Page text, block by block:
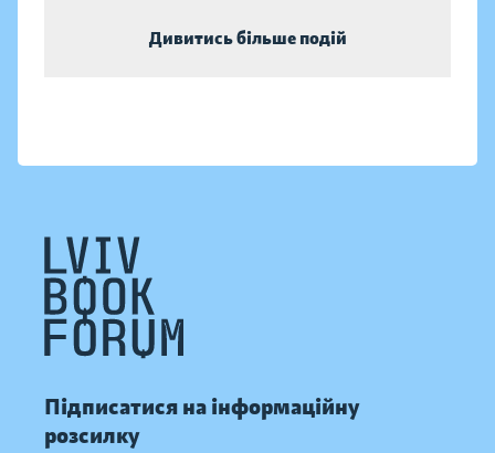
Дивитись більше подій
Підписатися на інформаційну
розсилку